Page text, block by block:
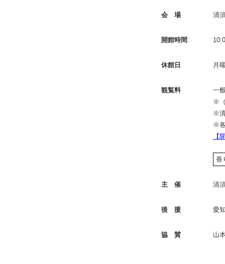
会 場 清
開館時間
休館日 月
観覧料
一
※
※
※
【
香
主 催 清
後 援 愛
協 賛 山